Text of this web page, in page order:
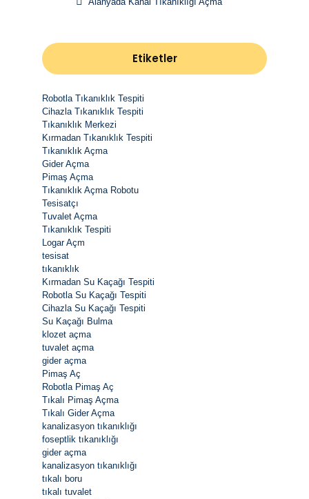
Etiketler
Robotla Tıkanıklık Tespiti
Cihazla Tıkanıklık Tespiti
Tıkanıklık Merkezi
Kırmadan Tıkanıklık Tespiti
Tıkanıklık Açma
Gider Açma
Pimaş Açma
Tıkanıklık Açma Robotu
Tesisatçı
Tuvalet Açma
Tıkanıklık Tespiti
Logar Açm
tesisat
tıkanıklık
Kırmadan Su Kaçağı Tespiti
Robotla Su Kaçağı Tespiti
Cihazla Su Kaçağı Tespiti
Su Kaçağı Bulma
klozet açma
tuvalet açma
gider açma
Pimaş Aç
Robotla Pimaş Aç
Tıkalı Pimaş Açma
Tıkalı Gider Açma
kanalizasyon tıkanıklığı
foseptlik tıkanıklığı
gider açma
kanalizasyon tıkanıklığı
tıkalı boru
tıkalı tuvalet